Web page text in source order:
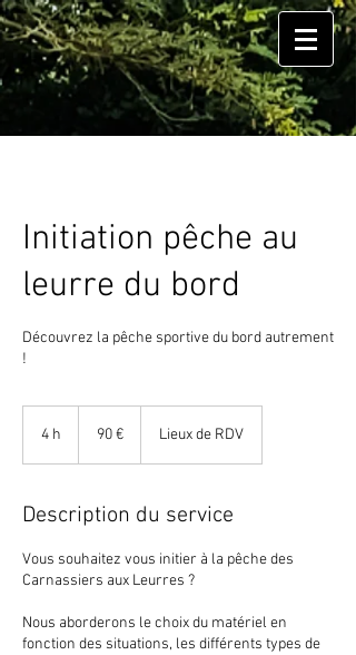
Initiation pêche au
leurre du bord
Découvrez la pêche sportive du bord autrement
!
4 h 90 € Lieux de RDV
Description du service
Vous souhaitez vous initier à la pêche des
Carnassiers aux Leurres ?
Nous aborderons le choix du matériel en
fonction des situations, les différents types de